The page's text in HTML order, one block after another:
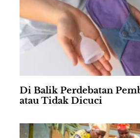
Di Balik Perdebatan
atau Tidak Dicuci